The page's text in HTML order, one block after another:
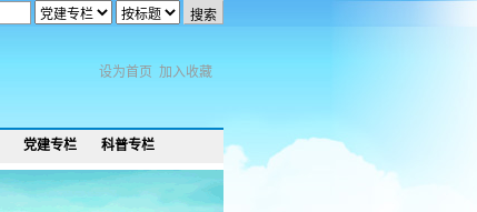
设为首页 加入收藏
党建专栏 科普专栏